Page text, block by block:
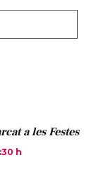
a les Festes
h